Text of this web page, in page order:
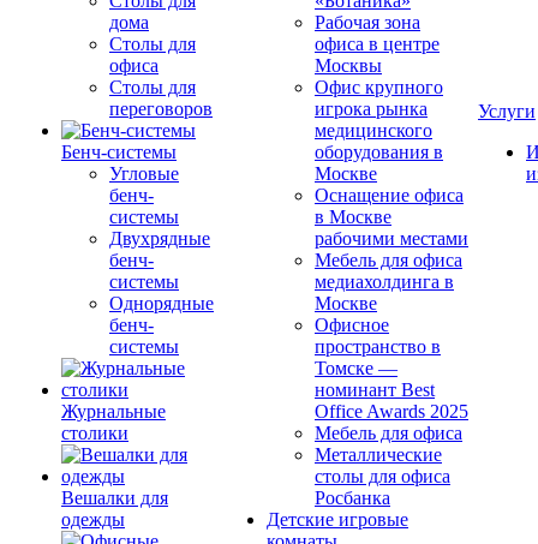
дома
Столы для
офиса
Столы для
переговоров
Бенч-системы
Угловые
бенч-
системы
Двухрядные
бенч-
системы
Однорядные
бенч-
системы
Журнальные
столики
Вешалки для
одежды
Рабочая зона
офиса в центре
Москвы
Офис крупного
игрока рынка
медицинского
оборудования в
Москве
Оснащение офиса
в Москве
рабочими местами
Мебель для офиса
медиахолдинга в
Москве
Офисное
пространство в
Томске —
номинант Best
Office Awards 2025
Мебель для офиса
Металлические
столы для офиса
Росбанка
Детские игровые
Услуги